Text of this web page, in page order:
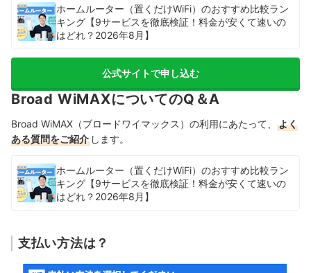
ホームルーター（置くだけWiFi）のおすすめ比較ラン
キング【9サービスを徹底検証！料金が安くて速いの
はどれ？2026年8月】
公式サイトで申し込む
Broad WiMAXについてのQ＆A
Broad WiMAX（ブロードワイマックス）の利用にあたって、
よく
ある質問をご紹介 します。
ホームルーター（置くだけWiFi）のおすすめ比較ラン
キング【9サービスを徹底検証！料金が安くて速いの
はどれ？2026年8月】
支払い方法は？